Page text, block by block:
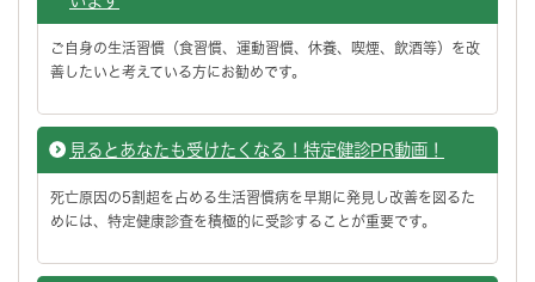
ご自身の生活習慣（食習慣、運動習慣、休養、喫煙、飲酒等）を改
善したいと考えている方にお勧めです。
見るとあなたも受けたくなる！特定健診PR動画！
死亡原因の5割超を占める生活習慣病を早期に発見し改善を図るた
めには、特定健康診査を積極的に受診することが重要です。